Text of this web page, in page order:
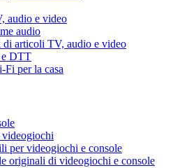
audio e video
audio
di articoli TV, audio e video
e DTT
per la casa
per videogiochi e console
originali di videogiochi e console